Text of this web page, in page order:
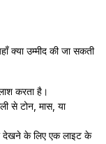
क्या उम्मीद की जा सकती
करता है।
से टोन, मास, या
देखने के लिए एक लाइट के